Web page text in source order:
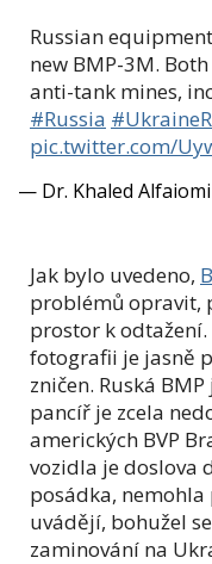
Russian
new BMP-3M.
anti-tank mines,
#Russia
pic.twitter.com/
— Dr. Khaled
Jak bylo uvedeno,
problémů opravit,
prostor k
fotografii je jasně
zničen. Ruská
pancíř je zcela
amerických BVP
vozidla je doslova
posádka,
uvádějí, bohužel
zaminování na